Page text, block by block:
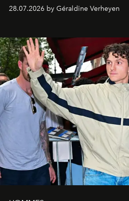
28.07.2026 by Géraldine Verheyen